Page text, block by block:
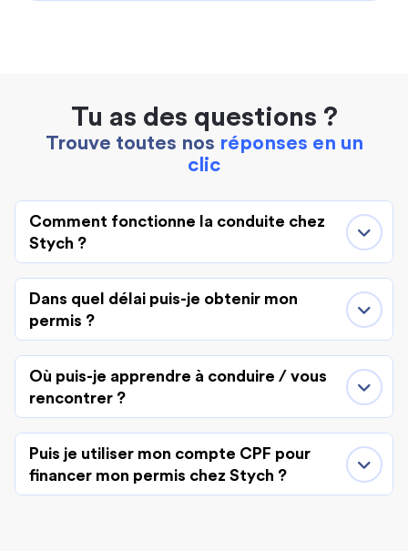
Tu as des questions ?
Trouve toutes nos réponses en un
clic
Comment fonctionne la conduite chez
Stych ?
Dans quel délai puis-je obtenir mon
permis ?
Où puis-je apprendre à conduire / vous
rencontrer ?
Puis je utiliser mon compte CPF pour
financer mon permis chez Stych ?